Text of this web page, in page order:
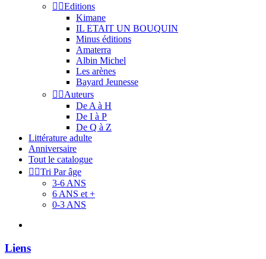
 Editions
Kimane
IL ETAIT UN BOUQUIN
Minus éditions
Amaterra
Albin Michel
Les arènes
Bayard Jeunesse
 Auteurs
De A à H
De I à P
De Q à Z
Littérature adulte
Anniversaire
Tout le catalogue
 Tri Par âge
3-6 ANS
6 ANS et +
0-3 ANS
Liens